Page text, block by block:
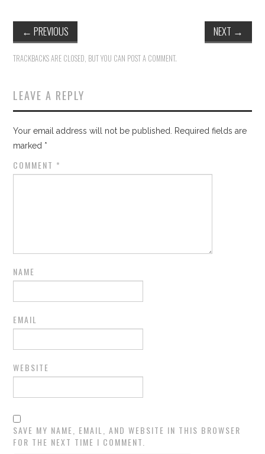
← PREVIOUS NEXT →
TRACKBACKS ARE CLOSED, BUT YOU CAN POST A COMMENT.
LEAVE A REPLY
Your email address will not be published.
Required fields are
marked *
COMMENT *
NAME
EMAIL
WEBSITE
SAVE MY NAME, EMAIL, AND WEBSITE IN THIS BROWSER
FOR THE NEXT TIME I COMMENT.